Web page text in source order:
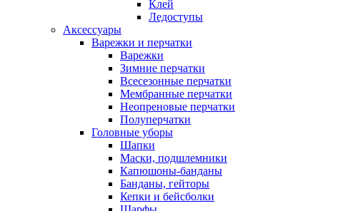
Клей
Ледоступы
Аксессуары
Варежки и перчатки
Варежки
Зимние перчатки
Всесезонные перчатки
Мембранные перчатки
Неопреновые перчатки
Полуперчатки
Головные уборы
Шапки
Маски, подшлемники
Капюшоны-банданы
Банданы, гейторы
Кепки и бейсболки